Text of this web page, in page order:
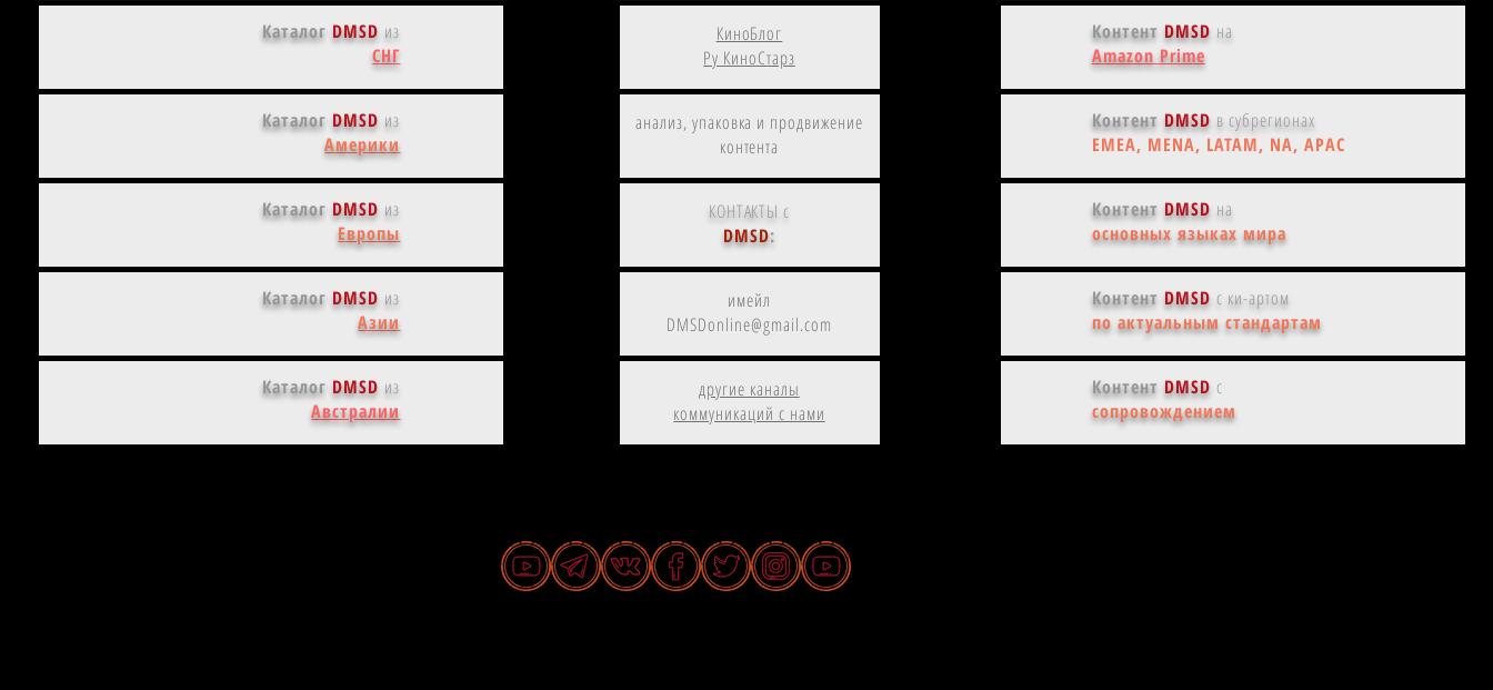
КаталогDMSD из
СНГ
КаталогDMSD из
Америки
КаталогDMSD из
Европы
КаталогDMSD из
Азии
КаталогDMSD из
Австралии
КиноБлог
Ру КиноСтарз
анализ, упаковка и продвижение
контента
КОНТАКТЫ с
DMSD:
имейл
DMSDonline@gmail.com
другие каналы
коммуникаций с нами
Контент DMSD на
Amazon Prime
Контент DMSD в субрегионах
EMEA, MENA, LATAM, NA, APAC
Контент DMSD на
основных языках мира
Контент DMSD с ки-артом
по актуальным стандартам
Контент DMSD с
сопровождением